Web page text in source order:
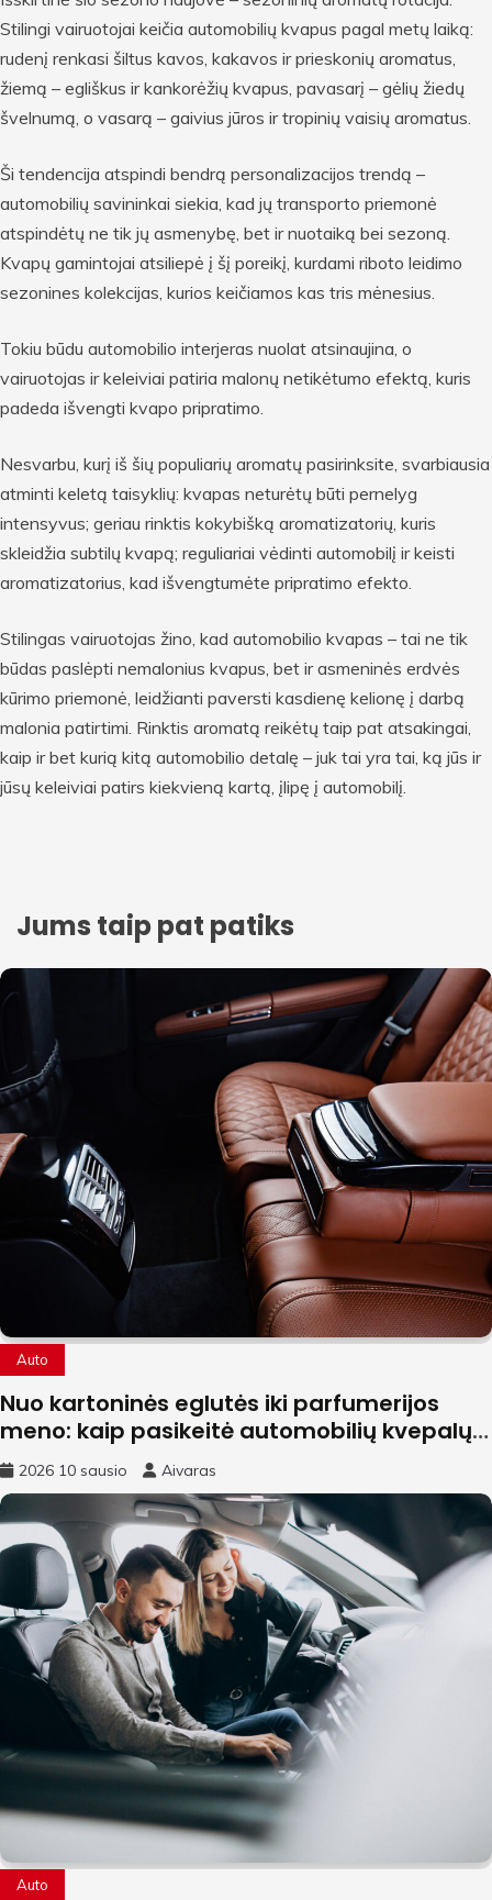
Stilingi vairuotojai keičia automobilių kvapus pagal metų laiką:
rudenį renkasi šiltus kavos, kakavos ir prieskonių aromatus,
žiemą – egliškus ir kankorėžių kvapus, pavasarį – gėlių žiedų
švelnumą, o vasarą – gaivius jūros ir tropinių vaisių aromatus.
Ši tendencija atspindi bendrą personalizacijos trendą –
automobilių savininkai siekia, kad jų transporto priemonė
atspindėtų ne tik jų asmenybę, bet ir nuotaiką bei sezoną.
Kvapų gamintojai atsiliepė į šį poreikį, kurdami riboto leidimo
sezonines kolekcijas, kurios keičiamos kas tris mėnesius.
Tokiu būdu automobilio interjeras nuolat atsinaujina, o
vairuotojas ir keleiviai patiria malonų netikėtumo efektą, kuris
padeda išvengti kvapo pripratimo.
Nesvarbu, kurį iš šių populiarių aromatų pasirinksite, svarbiausia
atminti keletą taisyklių: kvapas neturėtų būti pernelyg
intensyvus; geriau rinktis kokybišką aromatizatorių, kuris
skleidžia subtilų kvapą; reguliariai vėdinti automobilį ir keisti
aromatizatorius, kad išvengtumėte pripratimo efekto.
Stilingas vairuotojas žino, kad automobilio kvapas – tai ne tik
būdas paslėpti nemalonius kvapus, bet ir asmeninės erdvės
kūrimo priemonė, leidžianti paversti kasdienę kelionę į darbą
malonia patirtimi. Rinktis aromatą reikėtų taip pat atsakingai,
kaip ir bet kurią kitą automobilio detalę – juk tai yra tai, ką jūs ir
jūsų keleiviai patirs kiekvieną kartą, įlipę į automobilį.
Jums taip pat patiks
Auto
Nuo kartoninės eglutės iki parfumerijos
meno: kaip pasikeitė automobilių kvepalų
rinka
2026 10 sausio Aivaras
Auto